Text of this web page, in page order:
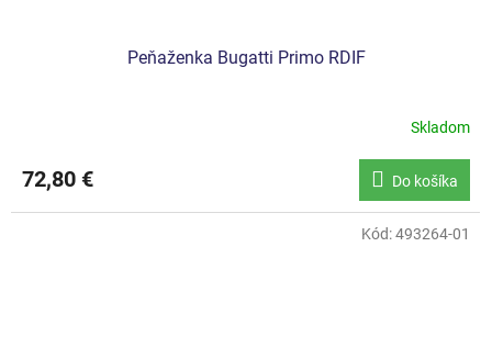
Peňaženka Bugatti Primo RDIF
Skladom
72,80 € Do košíka
Kód:493264-01